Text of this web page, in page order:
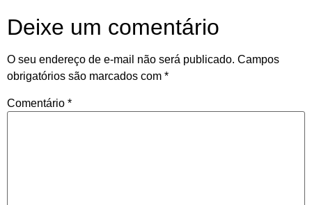
Deixe um comentário
O seu endereço de e-mail não será publicado. Campos
obrigatórios são marcados com *
Comentário *